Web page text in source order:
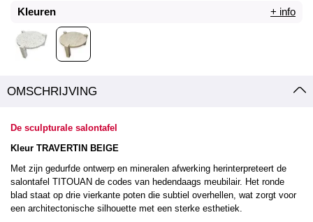
Kleuren + info
OMSCHRIJVING
De sculpturale salontafel
Kleur TRAVERTIN BEIGE
Met zijn gedurfde ontwerp en mineralen afwerking herinterpreteert de
salontafel TITOUAN de codes van hedendaags meubilair. Het ronde
blad staat op drie vierkante poten die subtiel overhellen, wat zorgt voor
een architectonische silhouette met een sterke esthetiek.